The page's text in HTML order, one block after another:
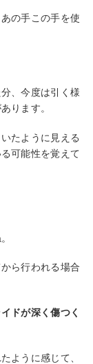
の手この手を使
、今度は引く様
ります。
たように見える
可能性を覚えて
ら行われる場合
ドが深く傷つく
ように感じて、